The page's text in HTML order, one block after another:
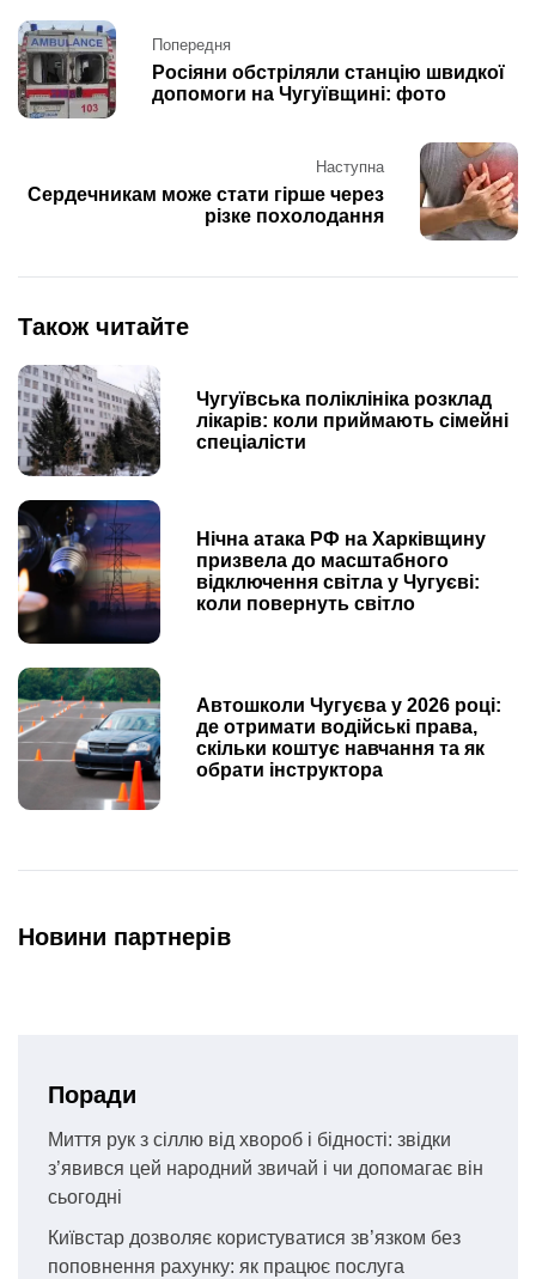
Post
navigation
Попередня
Росіяни обстріляли станцію швидкої
допомоги на Чугуївщині: фото
Наступна
Сердечникам може стати гірше через
різке похолодання
Також читайте
Чугуївська поліклініка розклад
лікарів: коли приймають сімейні
спеціалісти
Нічна атака РФ на Харківщину
призвела до масштабного
відключення світла у Чугуєві:
коли повернуть світло
Автошколи Чугуєва у 2026 році:
де отримати водійські права,
скільки коштує навчання та як
обрати інструктора
Новини партнерів
Поради
Миття рук з сіллю від хвороб і бідності: звідки
з’явився цей народний звичай і чи допомагає він
сьогодні
Київстар дозволяє користуватися зв’язком без
поповнення рахунку: як працює послуга